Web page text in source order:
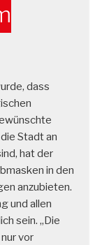
dass
Stadt an
hat der
in den
anzubieten.
und allen
sein. „Die
vor